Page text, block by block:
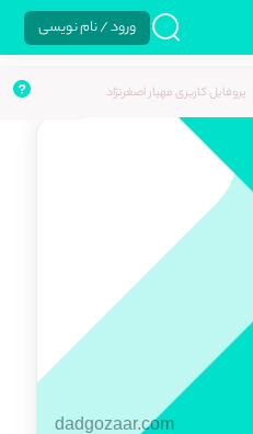
ورود / نام نویسی
پروفایل کاربری مهیار اصغرنژاد
dadgozaar.com